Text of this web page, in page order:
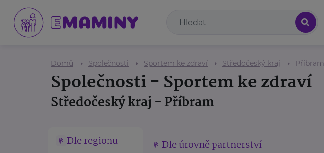
Domů Společnosti Sportem ke zdraví Středočeský kraj Příbram
Společnosti - Sportem ke zdraví
Středočeský kraj - Příbram
Dle regionu Dle úrovně partnerství